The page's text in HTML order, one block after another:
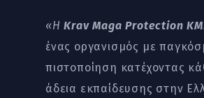
«ΗKrav Maga Protection
ένας οργανισμός με
πιστοποίηση κατέχοντας
άδεια εκπαίδευσης στην